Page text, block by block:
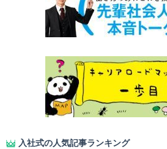
入社式の人気記事ランキング